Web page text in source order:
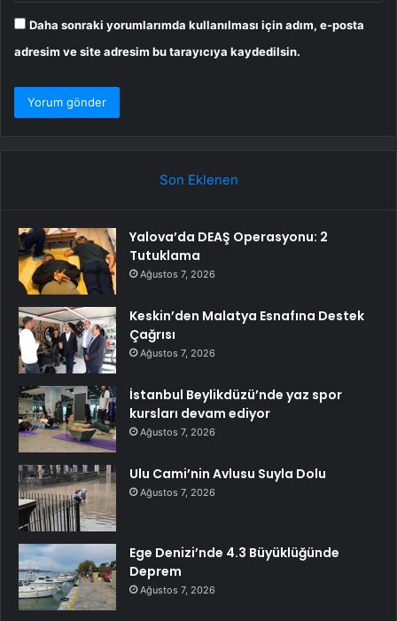
Daha sonraki yorumlarımda kullanılması için adım, e-posta
adresim ve site adresim bu tarayıcıya kaydedilsin.
Son Eklenen
Yalova’da DEAŞ Operasyonu: 2
Tutuklama
Ağustos 7, 2026
Keskin’den Malatya Esnafına Destek
Çağrısı
Ağustos 7, 2026
İstanbul Beylikdüzü’nde yaz spor
kursları devam ediyor
Ağustos 7, 2026
Ulu Cami’nin Avlusu Suyla Dolu
Ağustos 7, 2026
Ege Denizi’nde 4.3 Büyüklüğünde
Deprem
Ağustos 7, 2026